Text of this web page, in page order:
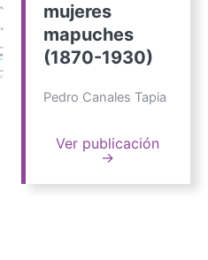
mujeres
mapuches
(1870-1930)
Pedro Canales Tapia
Ver publicación
→